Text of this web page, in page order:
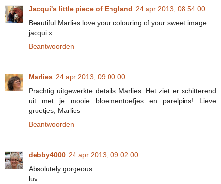
Jacqui's little piece of England 24 apr 2013, 08:54:00
Beautiful Marlies love your colouring of your sweet image
jacqui x
Beantwoorden
Marlies 24 apr 2013, 09:00:00
Prachtig uitgewerkte details Marlies. Het ziet er schitterend
uit met je mooie bloementoefjes en parelpins! Lieve
groetjes, Marlies
Beantwoorden
debby4000 24 apr 2013, 09:02:00
Absolutely gorgeous.
luv